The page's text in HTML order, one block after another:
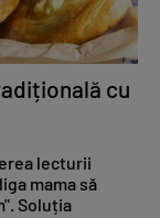
cu
lecturii
mama să
Soluția